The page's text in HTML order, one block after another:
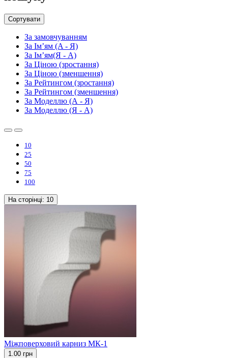
Сортувати
За замовчуванням
За Ім’ям (A - Я)
За Ім’ям(Я - А)
За Ціною (зростання)
За Ціною (зменшення)
За Рейтингом (зростання)
За Рейтингом (зменшення)
За Моделлю (А - Я)
За Моделлю (Я - А)
10
25
50
75
100
На сторінці: 10
Міжповерховий карниз МК-1
1.00 грн